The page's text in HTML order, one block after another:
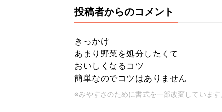
投稿者からのコメント
きっかけ
あまり野菜を処分したくて
おいしくなるコツ
簡単なのでコツはありません
※みやすさのために書式を一部改変しています